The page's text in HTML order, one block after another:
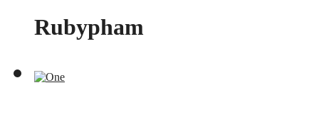
Rubypham